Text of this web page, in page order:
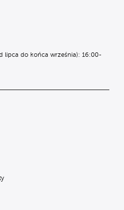
lipca do końca września): 16:00-